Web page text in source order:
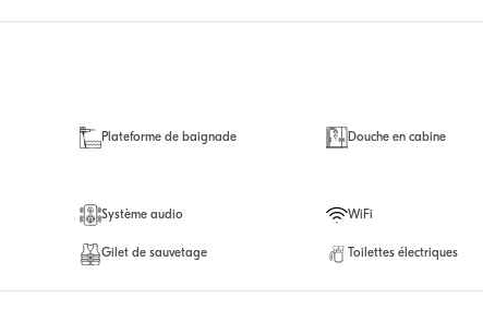
Plateforme de baignade Douche en cabine
Système audio WiFi
Gilet de sauvetage Toilettes électriques